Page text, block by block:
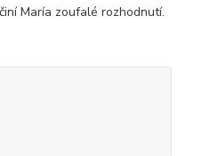
María zoufalé rozhodnutí.